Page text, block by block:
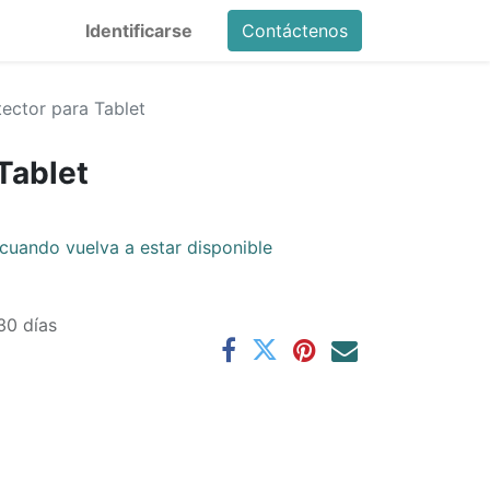
Identificarse Contáctenos
para Tablet
vuelva a estar disponible
días